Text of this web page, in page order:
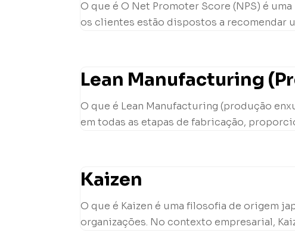
O que é O Net Promoter Score (NPS) é
os clientes estão dispostos a recomendar
Lean Manufacturing
O que é Lean Manufacturing (produção
em todas as etapas de fabricação,
Kaizen
O que é Kaizen é uma filosofia de origem
organizações. No contexto empresarial,